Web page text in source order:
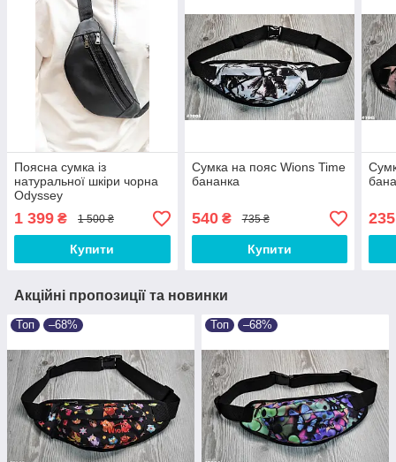
Поясна сумка із
натуральної шкіри чорна
Odyssey
1 399 ₴ 1 500 ₴
Купити
Сумка на пояс Wions Time
бананка
540₴ 735 ₴
Купити
235
Акційні пропозиції та новинки
Топ –68% Топ –68%